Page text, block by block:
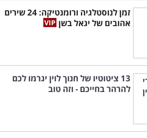
זמן לנוסטלגיה ורומנטיקה: 24 שירים
אהובים של יגאל בשן
13 ציטוטיו של חנוך לוין יגרמו לכם
להרהר בחייכם - וזה טוב